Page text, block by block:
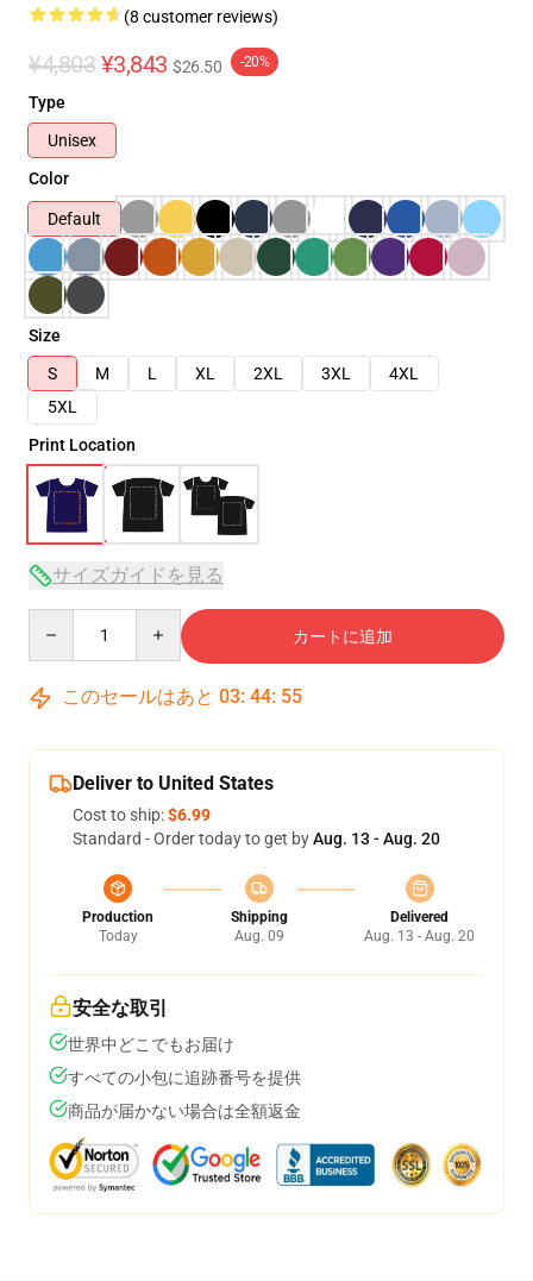
(8 customer reviews)
¥4,803 ¥3,843 $26.50 -20%
Type
Unisex
Color
Default
Size
S
M L XL 2XL 3XL
4XL
5XL
Print Location
サイズガイドを見る
カートに追加
このセールはあと 03: 44: 54
Deliver to United States
Cost to ship:$6.99
Standard - Order today to get byAug. 13 - Aug. 20
Production
Today
Shipping
Aug. 09
Delivered
Aug. 13 - Aug. 20
安全な取引
世界中どこでもお届け
すべての小包に追跡番号を提供
商品が届かない場合は全額返金